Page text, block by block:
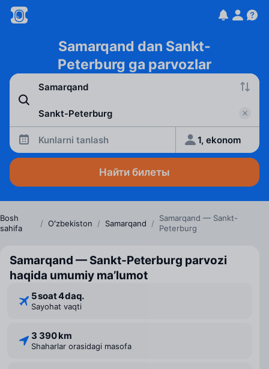
Samarqand dan Sankt-
Peterburg ga parvozlar
Kunlarni tanlash 1, ekonom
Найти билеты
Bosh
sahifa
/ Oʻzbekiston / Samarqand /
Samarqand — Sankt-
Peterburg
Samarqand — Sankt‑Peterburg parvozi
haqida umumiy ma’lumot
5 ⁠soat 4 ⁠daq.
Sayohat vaqti
3 390 km
Shaharlar orasidagi masofa